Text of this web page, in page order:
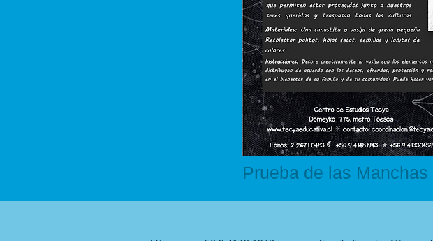
Prueba de las Manchas